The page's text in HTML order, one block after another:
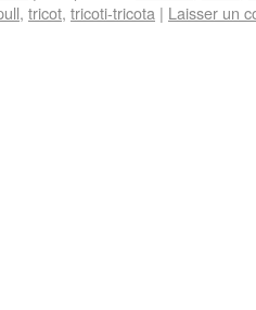
, tricot, tricoti-tricota | Laisser un